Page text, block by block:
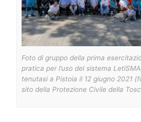
Foto di gruppo della prima
pratica per l’uso del sistema
tenutasi a Pistoia il 12 giugno 2021
sito della Protezione Civile della